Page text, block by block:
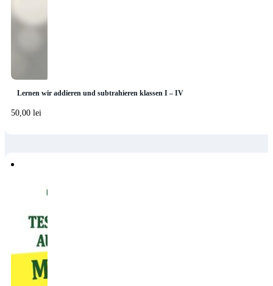
Lernen wir addieren und subtrahieren klassen I – IV
50,00 lei